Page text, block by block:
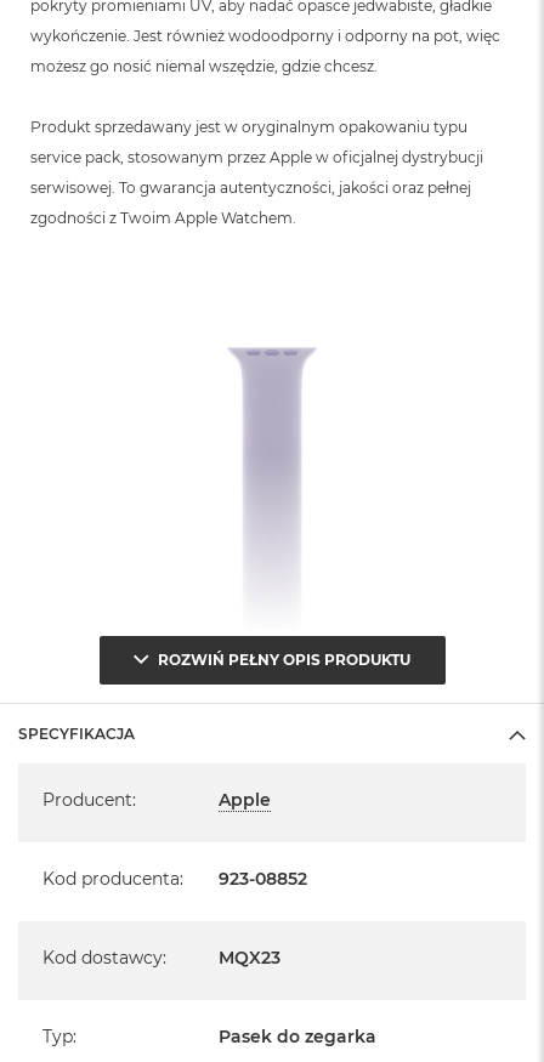
pokryty promieniami UV, aby nadać opasce jedwabiste, gładkie
wykończenie. Jest również wodoodporny i odporny na pot, więc
możesz go nosić niemal wszędzie, gdzie chcesz.
Produkt sprzedawany jest w oryginalnym opakowaniu typu
service pack, stosowanym przez Apple w oficjalnej dystrybucji
serwisowej. To gwarancja autentyczności, jakości oraz pełnej
zgodności z Twoim Apple Watchem.
ROZWIŃ PEŁNY OPIS PRODUKTU
SPECYFIKACJA
Producent: Apple
Kod producenta: 923-08852
Kod dostawcy: MQX23
Typ: Pasek do zegarka